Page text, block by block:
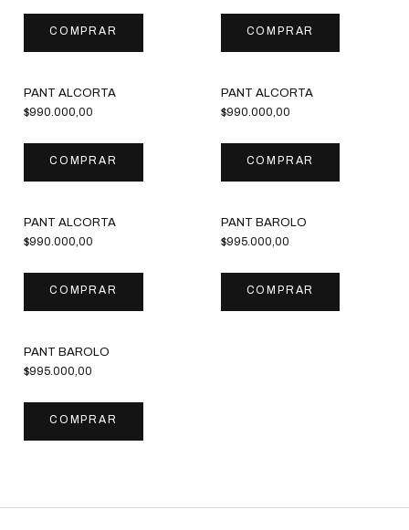
COMPRAR COMPRAR
PANT ALCORTA
$990.000,00
COMPRAR
PANT ALCORTA
$990.000,00
COMPRAR
PANT ALCORTA
$990.000,00
COMPRAR
PANT BAROLO
$995.000,00
COMPRAR
PANT BAROLO
$995.000,00
COMPRAR